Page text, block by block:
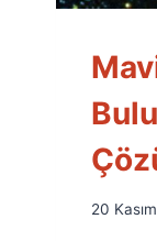
By
20